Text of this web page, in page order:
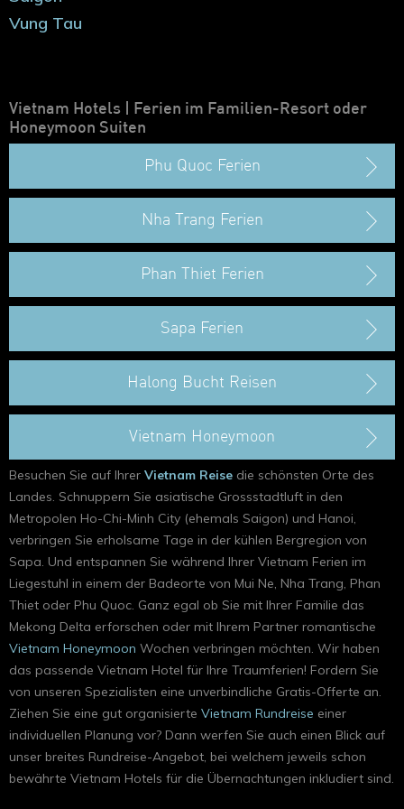
Vung Tau
Vietnam Hotels | Ferien im Familien-Resort oder
Honeymoon Suiten
Phu Quoc Ferien
Nha Trang Ferien
Phan Thiet Ferien
Sapa Ferien
Halong Bucht Reisen
Vietnam Honeymoon
Besuchen Sie auf Ihrer Vietnam Reise die schönsten Orte des
Landes. Schnuppern Sie asiatische Grossstadtluft in den
Metropolen Ho-Chi-Minh City (ehemals Saigon) und Hanoi,
verbringen Sie erholsame Tage in der kühlen Bergregion von
Sapa. Und entspannen Sie während Ihrer Vietnam Ferien im
Liegestuhl in einem der Badeorte von Mui Ne, Nha Trang, Phan
Thiet oder Phu Quoc. Ganz egal ob Sie mit Ihrer Familie das
Mekong Delta erforschen oder mit Ihrem Partner romantische
Vietnam Honeymoon Wochen verbringen möchten. Wir haben
das passende Vietnam Hotel für Ihre Traumferien! Fordern Sie
von unseren Spezialisten eine unverbindliche Gratis-Offerte an.
Ziehen Sie eine gut organisierte Vietnam Rundreise einer
individuellen Planung vor? Dann werfen Sie auch einen Blick auf
unser breites Rundreise-Angebot, bei welchem jeweils schon
bewährte Vietnam Hotels für die Übernachtungen inkludiert sind.